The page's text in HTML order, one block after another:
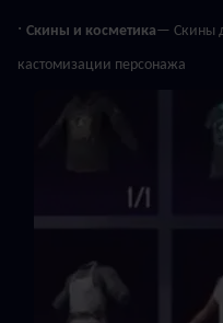
· Скины и косметика— Скины
кастомизации персонажа